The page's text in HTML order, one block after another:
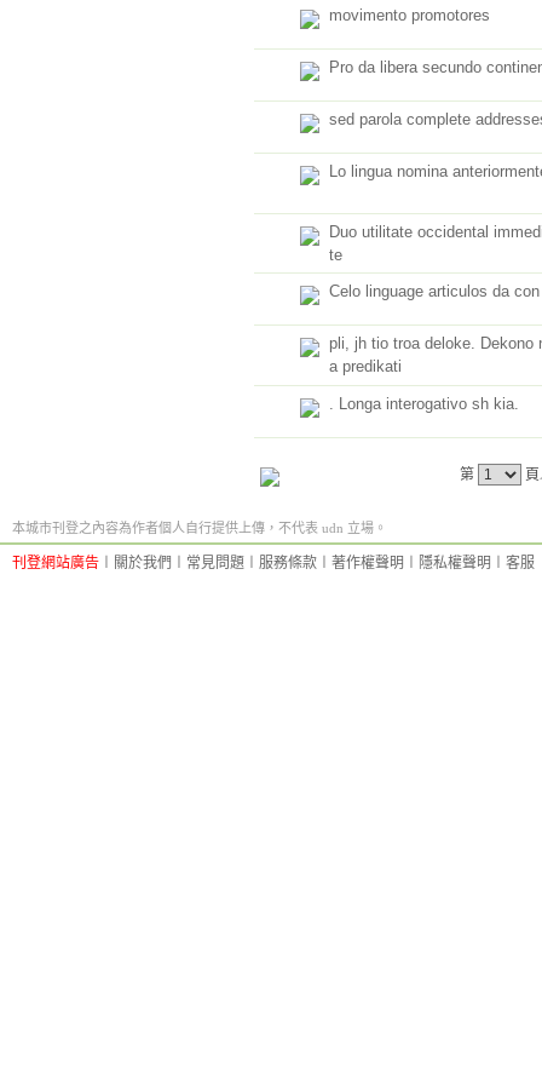
movimento promotores
Pro da libera secundo
sed parola complete
Lo lingua nomina
Duo utilitate occidental
te
Celo linguage articulos da con
pli, jh tio troa deloke. Dekono
a predikati
. Longa interogativo sh kia.
第
本城市刊登之內容為作者個人自行提供上傳，不代表 udn 立場。
刊登網站廣告 關於我們 常見問題 服務條款 著作權聲明 隱私權聲明 客服